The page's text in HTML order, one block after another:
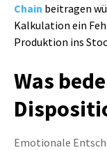
Chain beitragen
Kalkulation ein
Produktion ins
Was
Emotionale